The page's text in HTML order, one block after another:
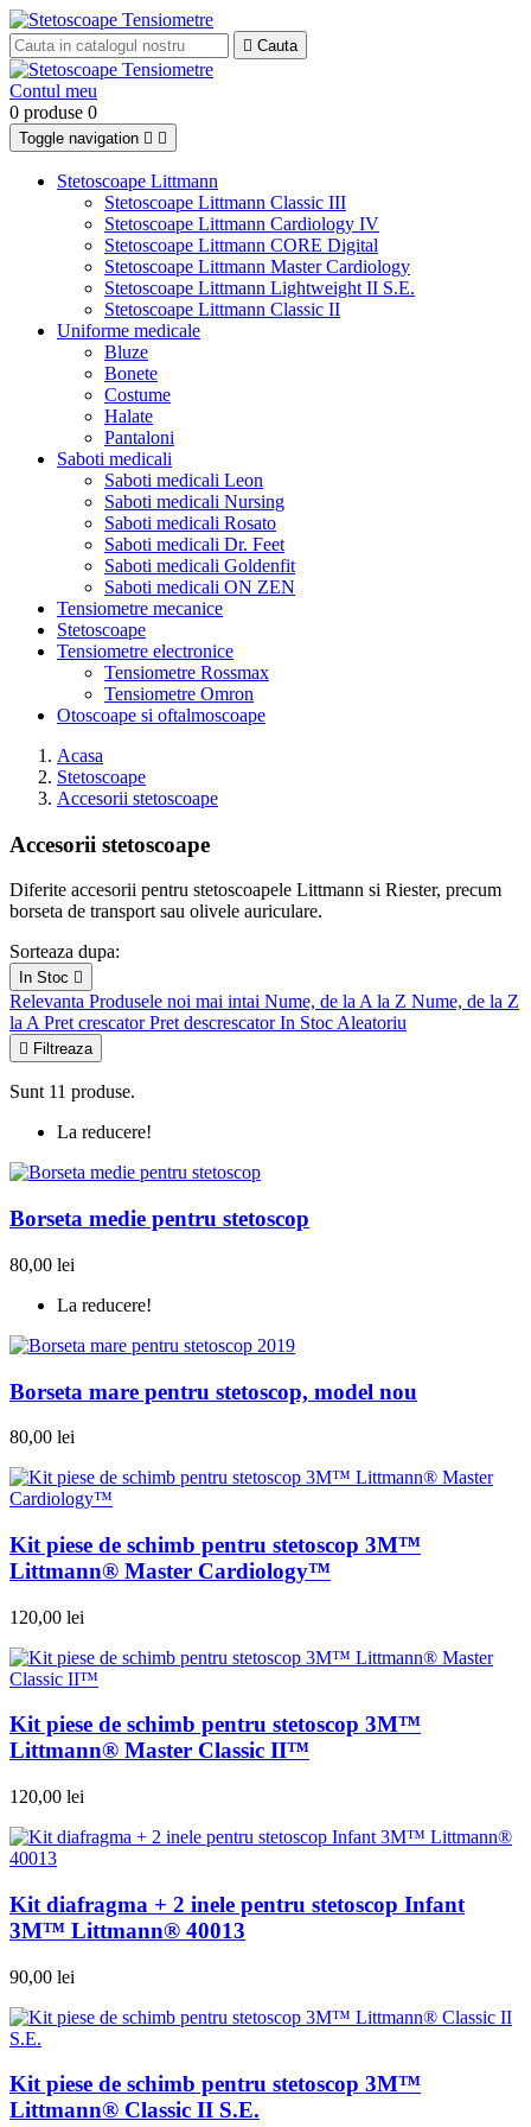
 Cauta
Contul meu
0 produse 0
Toggle navigation  
Stetoscoape Littmann
Stetoscoape Littmann Classic III
Stetoscoape Littmann Cardiology IV
Stetoscoape Littmann CORE Digital
Stetoscoape Littmann Master Cardiology
Stetoscoape Littmann Lightweight II S.E.
Stetoscoape Littmann Classic II
Uniforme medicale
Bluze
Bonete
Costume
Halate
Pantaloni
Saboti medicali
Saboti medicali Leon
Saboti medicali Nursing
Saboti medicali Rosato
Saboti medicali Dr. Feet
Saboti medicali Goldenfit
Saboti medicali ON ZEN
Tensiometre mecanice
Stetoscoape
Tensiometre electronice
Tensiometre Rossmax
Tensiometre Omron
Otoscoape si oftalmoscoape
Acasa
Stetoscoape
Accesorii stetoscoape
Tip produs
Pret
lei
lei
Aplica filtrele11
Accesorii stetoscoape
Diferite accesorii pentru stetoscoapele Littmann si Riester, precum
borseta de transport sau olivele auriculare.
Sorteaza dupa:
In Stoc 
Relevanta Produsele noi mai intai Nume, de la A la Z Nume, de la Z
la APret crescatorPret descrescatorIn StocAleatoriu
 Filtreaza
Sunt 11 produse.
La reducere!
Borseta medie pentru stetoscop
80,00 lei
La reducere!
Borseta mare pentru stetoscop, model nou
80,00 lei
Kit piese de schimb pentru stetoscop 3M™
Littmann® Master Cardiology™
120,00 lei
Kit piese de schimb pentru stetoscop 3M™
Littmann® Master Classic II™
120,00 lei
Kit diafragma + 2 inele pentru stetoscop Infant
3M™ Littmann® 40013
90,00 lei
Kit piese de schimb pentru stetoscop 3M™
Littmann® Classic II S.E.